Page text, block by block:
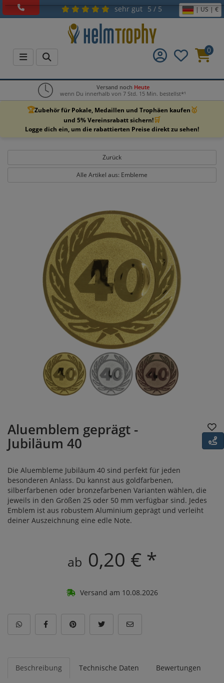
sehr gut 5 / 5 | US | €
0
Versand noch Heute
wenn Du innerhalb von 7 Std. 15 Min. bestellst*¹
🏆Zubehör für Pokale, Medaillen und Trophäen kaufen🥇
und 5% Vereinsrabatt sichern!🛒
Logge dich ein, um die rabattierten Preise direkt zu sehen!
Zurück
Alle Artikel aus: Embleme
Aluemblem geprägt -
Jubiläum 40
Die Aluembleme Jubiläum 40 sind perfekt für jeden
besonderen Anlass. Du kannst aus goldfarbenen,
silberfarbenen oder bronzefarbenen Varianten wählen, die
jeweils in den Größen 25 oder 50 mm verfügbar sind. Jedes
Emblem ist aus robustem Aluminium geprägt und verleiht
deiner Auszeichnung eine edle Note.
ab 0,20 € *
Versand am 10.08.2026
Beschreibung Technische Daten Bewertungen